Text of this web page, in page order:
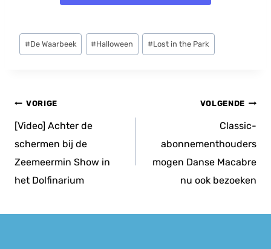
Bericht
tags:
#De Waarbeek #Halloween #Lost in the Park
Bericht
navigatie
VORIGE
[Video] Achter de
schermen bij de
Zeemeermin Show in
het Dolfinarium
VOLGENDE
Classic-
abonnementhouders
mogen Danse Macabre
nu ook bezoeken